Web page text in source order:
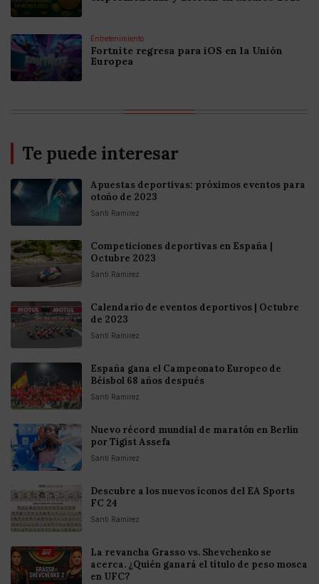
Entretenimiento
Fortnite regresa para iOS en la Unión
Europea
Te puede interesar
Apuestas deportivas: próximos eventos para
otoño de 2023
Santi Ramirez
Competiciones deportivas en España |
Octubre 2023
Santi Ramirez
Calendario de eventos deportivos | Octubre
de 2023
Santi Ramirez
España gana el Campeonato Europeo de
Béisbol 68 años después
Santi Ramirez
Nuevo récord mundial de maratón en Berlín
por Tigist Assefa
Santi Ramirez
Descubre a los nuevos íconos del EA Sports
FC 24
Santi Ramirez
La revancha Grasso vs. Shevchenko se
acerca. ¿Quién ganará el título de peso mosca
en UFC?